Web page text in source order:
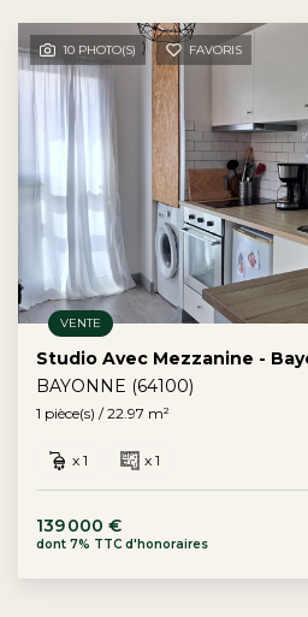
10 PHOTO(S) FAVORIS
VENTE
Studio Avec Mezzanine -
BAYONNE (64100)
1 pièce(s) / 22.97 m²
x 1 x 1
139 000 €
dont 7% TTC d'honoraires